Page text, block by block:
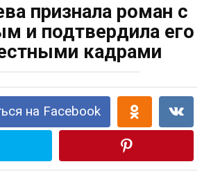
признала роман с
и подтвердила его
кадрами
на Facebook